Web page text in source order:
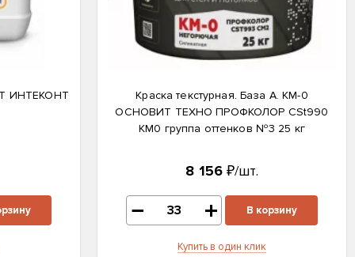
ИНТЕКОНТ
Краска текстурная. База А. КМ-0
ОСНОВИТ ТЕХНО ПРОФКОЛОР CSt990
KM0 группа оттенков №3 25 кг
8 156 ₽/шт.
В корзину
Купить в один клик